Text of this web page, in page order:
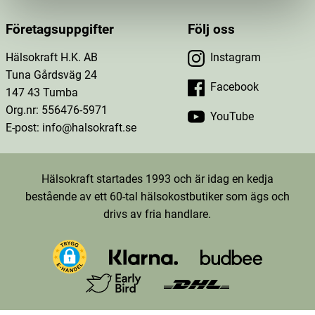
Företagsuppgifter
Hälsokraft H.K. AB
Tuna Gårdsväg 24
147 43 Tumba
Org.nr: 556476-5971
E-post: info@halsokraft.se
Följ oss
Instagram
Facebook
YouTube
Hälsokraft startades 1993 och är idag en kedja
bestående av ett 60-tal hälsokostbutiker som ägs och
drivs av fria handlare.